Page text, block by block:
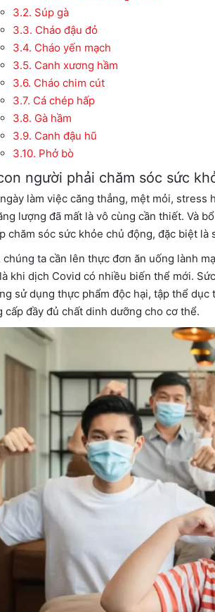
3.2. Súp gà
3.3. Cháo đậu đỏ
3.4. Cháo yến mạch
3.5. Canh xương hầm
3.6. Cháo chim cút
3.7. Cá chép hấp
3.8. Gà hầm
3.9. Canh đậu hũ
3.10. Phở bò
người phải chăm sóc sức
làm việc căng thẳng, mệt mỏi,
lượng đã mất là vô cùng cần thiết. Và
chăm sóc sức khỏe chủ động, đặc biệt là
chúng ta cần lên thực đơn ăn uống lành
khi dịch Covid có nhiều biến thể mới.
sử dụng thực phẩm độc hại, tập thể
cấp đầy đủ chất dinh dưỡng cho cơ thể.